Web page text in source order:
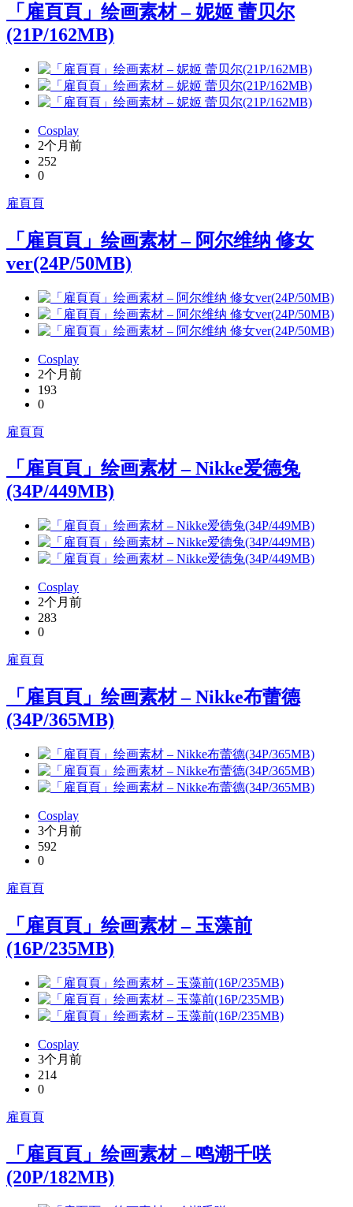
「雇頁頁」绘画素材 – 妮姬 蕾贝尔
(21P/162MB)
Cosplay
2个月前
252
0
雇頁頁
「雇頁頁」绘画素材 – 阿尔维纳 修女
ver(24P/50MB)
Cosplay
2个月前
193
0
雇頁頁
「雇頁頁」绘画素材 – Nikke爱德兔
(34P/449MB)
Cosplay
2个月前
283
0
雇頁頁
「雇頁頁」绘画素材 – Nikke布蕾德
(34P/365MB)
Cosplay
3个月前
592
0
雇頁頁
「雇頁頁」绘画素材 – 玉藻前
(16P/235MB)
Cosplay
3个月前
214
0
雇頁頁
「雇頁頁」绘画素材 – 鸣潮千咲
(20P/182MB)